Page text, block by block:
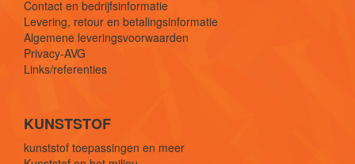
Contact en bedrijfsinformatie
Levering, retour en betalingsinformatie
Algemene leveringsvoorwaarden
Privacy-AVG
Links/referenties
KUNSTSTOF
kunststof toepassingen en meer